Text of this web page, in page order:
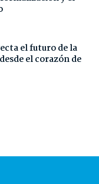
el futuro de la
el corazón de